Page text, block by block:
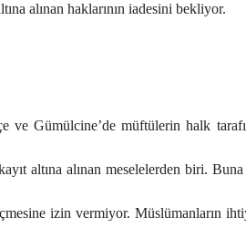
alınan haklarının iadesini bekliyor.
ve Gümülcine’de müftülerin halk
altına alınan meselelerden biri.
izin vermiyor. Müslümanların